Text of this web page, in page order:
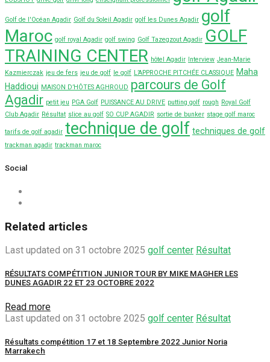
Golf de l'Océan Agadir Golf du Soleil Agadir golf les Dunes Agadir golf
Maroc golf royal Agadir golf swing Golf Tazegzout Agadir GOLF
TRAINING CENTER hôtel Agadir Interview Jean-Marie
Kazmierczak jeu de fers jeu de golf le golf L’APPROCHE PITCHÉE CLASSIQUE Maha
Haddioui MAISON D’HÔTES AGHROUD parcours de Golf
Agadir petit jeu PGA Golf PUISSANCE AU DRIVE putting golf rough Royal Golf
Club Agadir Résultat slice au golf SO CUP AGADIR sortie de bunker stage golf maroc
tarifs de golf agadir technique de golf techniques de golf
trackman agadir trackman maroc
Social
Related articles
Last updated on 31 octobre 2025 golf center Résultat
RÉSULTATS COMPÉTITION JUNIOR TOUR BY MIKE MAGHER LES
DUNES AGADIR 22 ET 23 OCTOBRE 2022
Read more
Last updated on 31 octobre 2025 golf center Résultat
Résultats compétition 17 et 18 Septembre 2022 Junior Noria
Marrakech